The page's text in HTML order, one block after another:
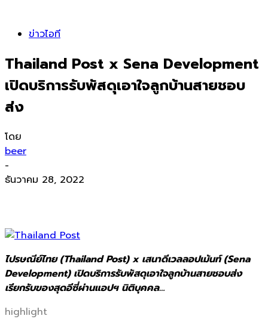
ข่าวไอที
Thailand Post x Sena Development
เปิดบริการรับพัสดุเอาใจลูกบ้านสายชอบ
ส่ง
โดย
beer
-
ธันวาคม 28, 2022
ไปรษณีย์ไทย (Thailand Post) x เสนาดีเวลลอปเม้นท์ (Sena
Development) เปิดบริการรับพัสดุเอาใจลูกบ้านสายชอบส่ง
เรียกรับของสุดอีซี่ผ่านแอปฯ นิติบุคคล…
highlight